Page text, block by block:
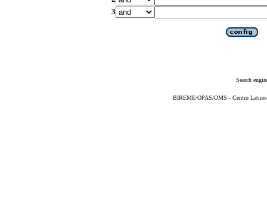
3
Search
BIREME/OPAS/OMS - Centro Latino-